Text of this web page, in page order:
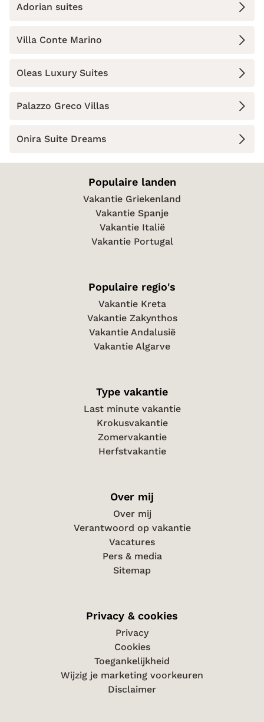
Adorian suites
Villa Conte Marino
Oleas Luxury Suites
Palazzo Greco Villas
Onira Suite Dreams
Populaire landen
Vakantie Griekenland
Vakantie Spanje
Vakantie Italië
Vakantie Portugal
Populaire regio's
Vakantie Kreta
Vakantie Zakynthos
Vakantie Andalusië
Vakantie Algarve
Type vakantie
Last minute vakantie
Krokusvakantie
Zomervakantie
Herfstvakantie
Over mij
Over mij
Verantwoord op vakantie
Vacatures
Pers & media
Sitemap
Privacy & cookies
Privacy
Cookies
Toegankelijkheid
Wijzig je marketing voorkeuren
Disclaimer